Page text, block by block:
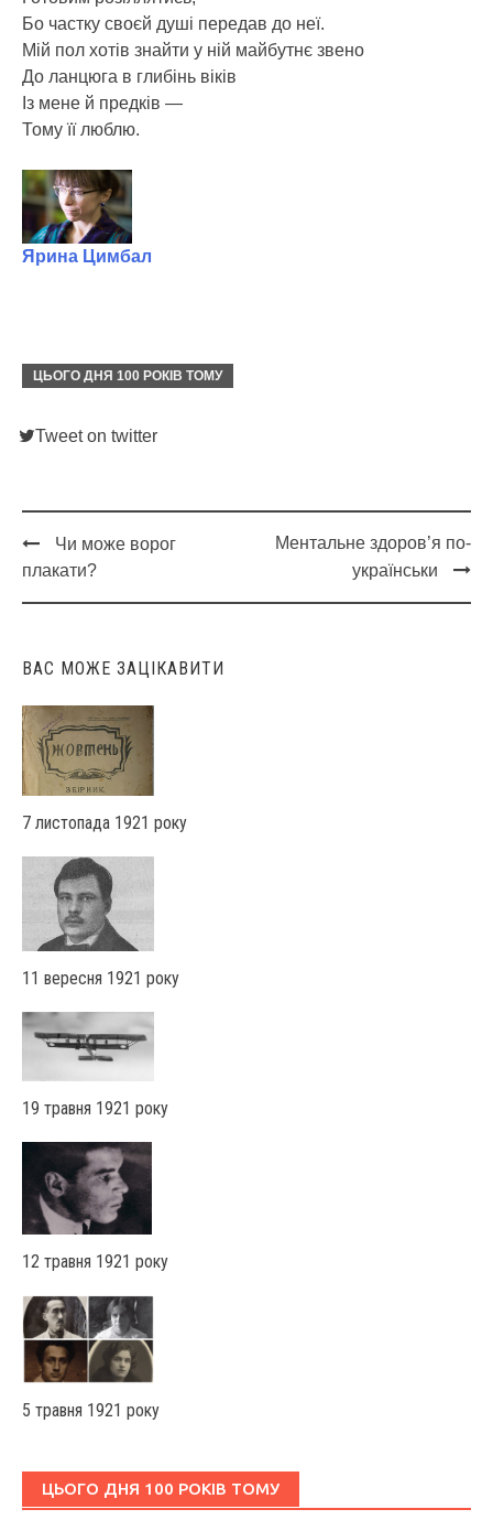
Бо частку своєй душі передав до неї.
Мій пол хотів знайти у ній майбутнє звено
До ланцюга в глибінь віків
Із мене й предків —
Тому її люблю.
Ярина Цимбал
ЦЬОГО ДНЯ 100 РОКІВ ТОМУ
Tweet on twitter
Post
navigation
Чи може ворог
плакати?
Ментальне здоров’я по-
українськи
ВАС МОЖЕ ЗАЦІКАВИТИ
7 листопада 1921 року
11 вересня 1921 року
19 травня 1921 року
12 травня 1921 року
5 травня 1921 року
ЦЬОГО ДНЯ 100 РОКІВ ТОМУ